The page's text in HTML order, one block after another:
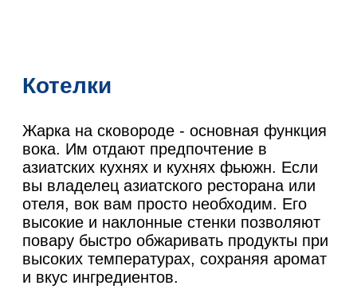
Котелки
Жарка на сковороде - основная функция
вока. Им отдают предпочтение в
азиатских кухнях и кухнях фьюжн. Если
вы владелец азиатского ресторана или
отеля, вок вам просто необходим. Его
высокие и наклонные стенки позволяют
повару быстро обжаривать продукты при
высоких температурах, сохраняя аромат
и вкус ингредиентов.